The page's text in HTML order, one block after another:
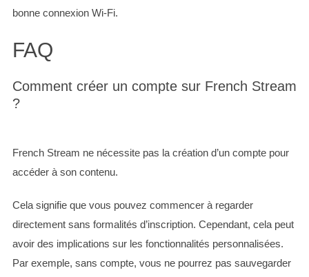
bonne connexion Wi-Fi.
FAQ
Comment créer un compte sur French Stream
?
French Stream ne nécessite pas la création d’un compte pour
accéder à son contenu.
Cela signifie que vous pouvez commencer à regarder
directement sans formalités d’inscription. Cependant, cela peut
avoir des implications sur les fonctionnalités personnalisées.
Par exemple, sans compte, vous ne pourrez pas sauvegarder
e
a
r